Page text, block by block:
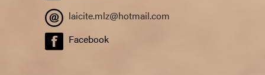
laicite.mlz@hotmail.com
Facebook